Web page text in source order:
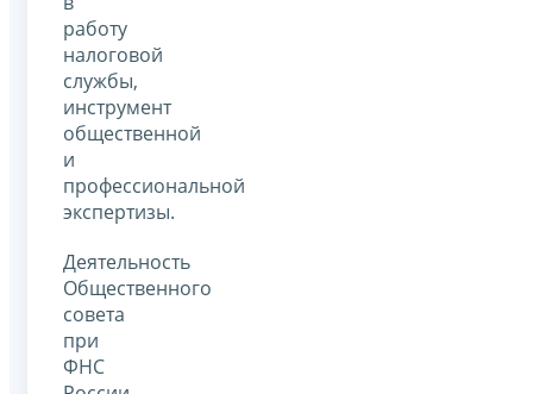
работу
налоговой
службы,
инструмент
общественной
и
профессиональной
экспертизы.
Деятельность
Общественного
совета
при
ФНС